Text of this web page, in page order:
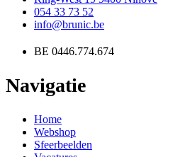
054 33 73 52
info@brunic.be
BE 0446.774.674
Navigatie
Home
Webshop
Sfeerbeelden